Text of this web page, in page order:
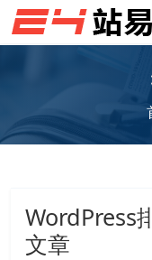
WordPress
文章